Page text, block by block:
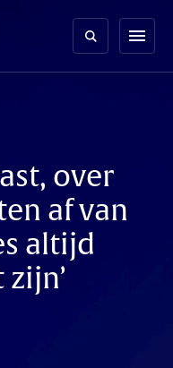
menu
over
af van
altijd